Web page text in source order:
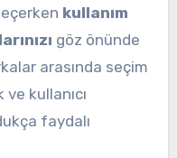
kullanım
göz önünde
arasında seçim
kullanıcı
faydalı